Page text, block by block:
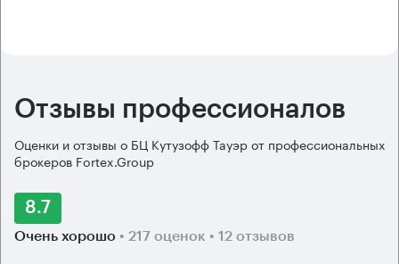
Отзывы профессионалов
Оценки и отзывы о БЦ Кутузофф Тауэр от профессиональных
брокеров Fortex.Group
8.7
Очень хорошо • 217 оценок • 12 отзывов